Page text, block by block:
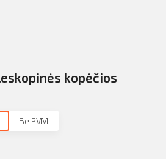
kopėčios
Be PVM